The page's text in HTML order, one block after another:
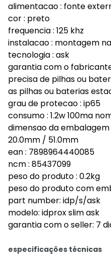
alimentacao : fonte
cor : preto
frequencia : 125 khz
instalacao : montagem
tecnologia : ask
garantia com o fabricante
precisa de pilhas ou
as pilhas ou baterias
grau de protecao : ip65
consumo : 1.2w 100ma
dimensao da
20.0mm / 51.0mm
ean : 7898964440085
ncm : 85437099
peso do produto : 0.2kg
peso do produto com
part number: idp/s/ask
modelo: idprox slim ask
garantia com o seller: 7
especificações técnicas